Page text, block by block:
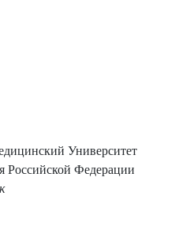
Университет
Российской Федерации